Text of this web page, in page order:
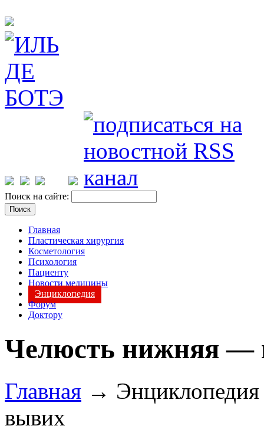
Поиск на сайте:
Главная
Пластическая хирургия
Косметология
Психология
Пациенту
Новости медицины
Энциклопедия
Форум
Доктору
Челюсть нижняя —
Главная →
вывих